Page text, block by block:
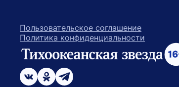
Пользовательское соглашение
Политика конфиденциальности
ссылка на главную
возрастное ограничение 16+
ссылка на страницу в Вконтакте
ссылка на страницу в
ссылка на канал в Телеграмм